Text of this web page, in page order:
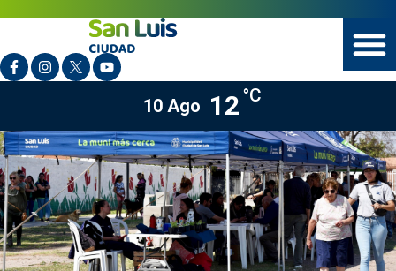
10 Ago 12 °C